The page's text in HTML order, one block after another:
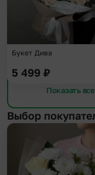
Букет Дива
5 499 ₽
Показать
Выбор